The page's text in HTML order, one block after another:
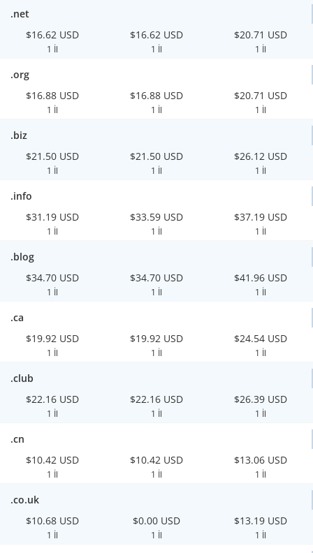
.net
$16.62 USD
1 İl
$16.62 USD
1 İl
$20.71 USD
1 İl
.org
$16.88 USD
1 İl
$16.88 USD
1 İl
$20.71 USD
1 İl
.biz
$21.50 USD
1 İl
$21.50 USD
1 İl
$26.12 USD
1 İl
.info
$31.19 USD
1 İl
$33.59 USD
1 İl
$37.19 USD
1 İl
.blog
$34.70 USD
1 İl
$34.70 USD
1 İl
$41.96 USD
1 İl
.ca
$19.92 USD
1 İl
$19.92 USD
1 İl
$24.54 USD
1 İl
.club
$22.16 USD
1 İl
$22.16 USD
1 İl
$26.39 USD
1 İl
.cn
$10.42 USD
1 İl
$10.42 USD
1 İl
$13.06 USD
1 İl
.co.uk
$10.68 USD
1 İl
$0.00 USD
1 İl
$13.19 USD
1 İl